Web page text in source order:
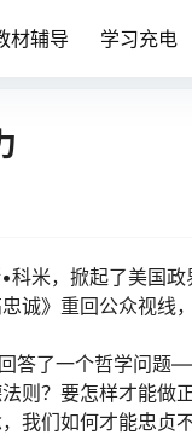
材辅导 学习充电
米，掀起了美国
诚》重回公众视线
答了一个哲学问
则？要怎样才能做
我们如何才能忠贞